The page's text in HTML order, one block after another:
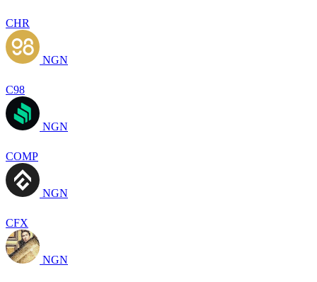
CHR
NGN
C98
NGN
COMP
NGN
CFX
NGN